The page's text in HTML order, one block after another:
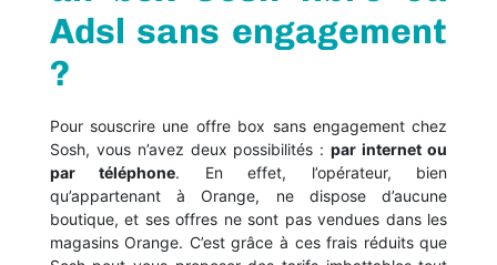
Adsl sans engagement
?
Pour souscrire une offre box sans engagement chez
Sosh, vous n’avez deux possibilités :par internet ou
par téléphone. En effet, l’opérateur, bien
qu’appartenant à Orange, ne dispose d’aucune
boutique, et ses offres ne sont pas vendues dans les
magasins Orange. C’est grâce à ces frais réduits que